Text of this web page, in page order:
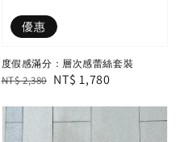
優惠
度假感滿分：層次感蕾絲套裝
Regular
NT$ 2,380 Sale
NT$ 1,780